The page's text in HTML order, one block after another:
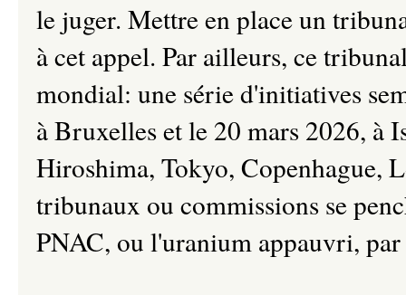
le juger. Mettre en place un
à cet appel. Par ailleurs, ce
mondial: une série d'initiatives
à Bruxelles et le 20 mars 2026, à
Hiroshima, Tokyo, Copenhague,
tribunaux ou commissions se
PNAC, ou l'uranium appauvri, par